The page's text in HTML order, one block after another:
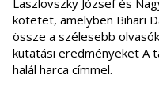
Laszlovszky József és
kötetet, amelyben Bihari
össze a szélesebb
kutatási eredményeket A
halál harca címmel.